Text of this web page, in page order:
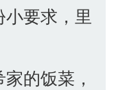
要求，里
的饭菜，